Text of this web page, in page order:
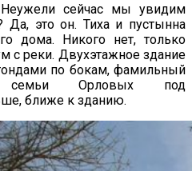
сейчас мы увидим
это он. Тиха и пустынна
дома. Никого нет, только
реки. Двухэтажное здание
по бокам, фамильный
семьи Орловых под
ближе к зданию.